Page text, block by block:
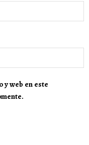
y web en este